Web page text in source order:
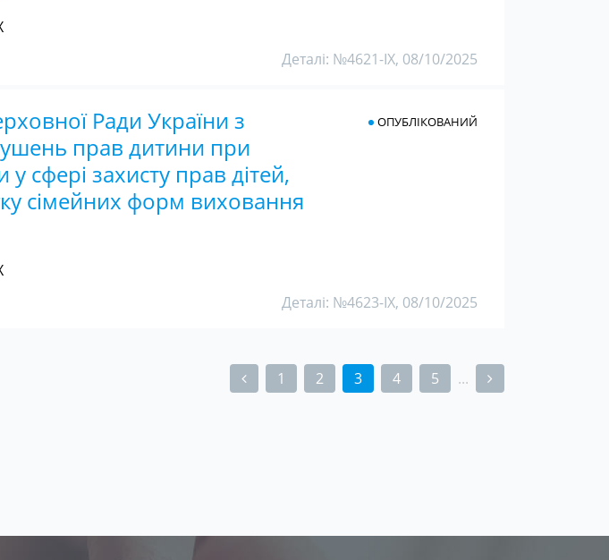
Деталі: №4621-IX, 08/10/2025
Ради України з
прав дитини при
сфері захисту прав дітей,
сімейних форм виховання
ОПУБЛІКОВАНИЙ
Деталі: №4623-IX, 08/10/2025
1 2
3
4 5 ...